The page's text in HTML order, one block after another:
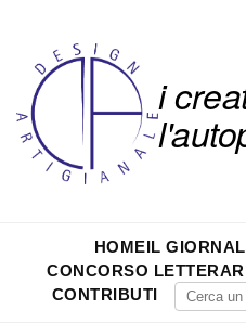
i
HOMEIL
CONCORSO
CONTRIBUTI